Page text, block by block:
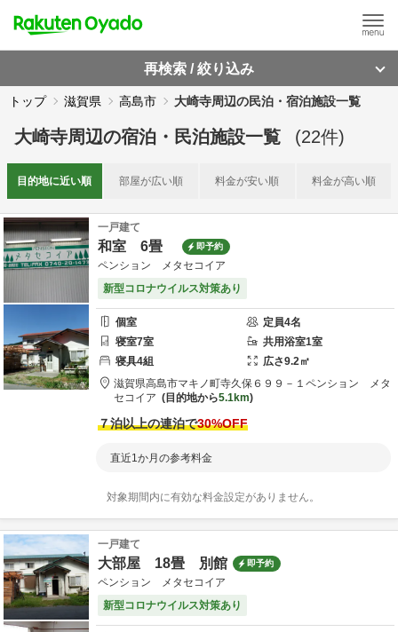
再検索 / 絞り込み
トップ 滋賀県 高島市 大崎寺周辺の民泊・宿泊施設一覧
大崎寺周辺の宿泊・民泊施設一覧 (22件)
目的地に近い順 部屋が広い順 料金が安い順 料金が高い順
一戸建て
和室 6畳 即予約
ペンション メタセコイア
新型コロナウイルス対策あり
個室 定員4名
寝室7室 共用浴室1室
寝具4組 広さ9.2㎡
滋賀県高島市マキノ町寺久保６９９－１ ペンション メタ
セコイア
目的地から5.1km
７泊以上の連泊で30%OFF
直近1か月の参考料金
対象期間内に有効な料金設定がありません。
一戸建て
大部屋 18畳 別館 即予約
ペンション メタセコイア
新型コロナウイルス対策あり